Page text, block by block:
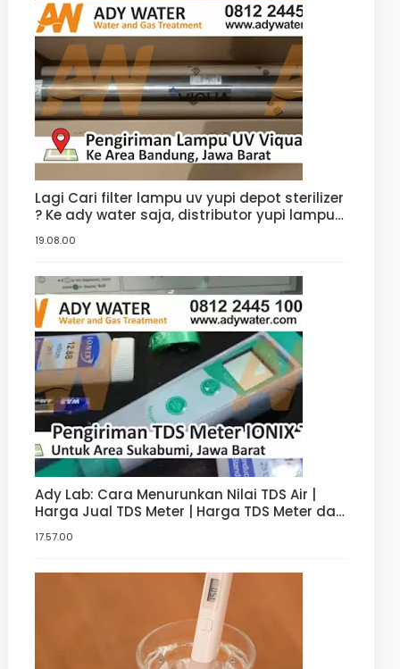
Lagi Cari filter lampu uv yupi depot sterilizer
? Ke ady water saja, distributor yupi lampu
uv sterilizer terbaik
19.08.00
Ady Lab: Cara Menurunkan Nilai TDS Air |
Harga Jual TDS Meter | Harga TDS Meter dan
17.57.00